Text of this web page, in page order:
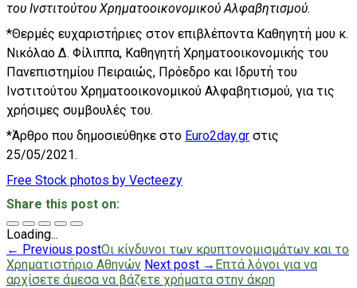
του Ινστιτούτου Χρηματοοικονομικού Αλφαβητισμού.
*Θερμές ευχαριστήριες στον επιβλέποντα Καθηγητή μου κ.
Νικόλαο Δ. Φίλιππα, Καθηγητή Χρηματοοικονομικής του
Πανεπιστημίου Πειραιώς, Πρόεδρο και Ιδρυτή του
Ινστιτούτου Χρηματοοικονομικού Αλφαβητισμού, για τις
χρήσιμες συμβουλές του.
*Άρθρο που δημοσιεύθηκε στο Euro2day.gr στις
25/05/2021.
Free Stock photos by Vecteezy
Share this post on:
Loading...
← Previous postΟι κίνδυνοι των κρυπτονομισμάτων και το
Χρηματιστήριο Αθηνών Next post → Επτά λόγοι για να
αρχίσετε άμεσα να βάζετε χρήματα στην άκρη